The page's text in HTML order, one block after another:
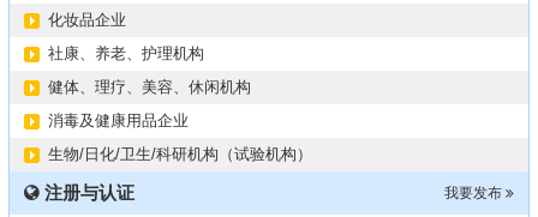
化妆品企业
社康、养老、护理机构
健体、理疗、美容、休闲机构
消毒及健康用品企业
生物/日化/卫生/科研机构（试验机构）
我要发布
注册与认证